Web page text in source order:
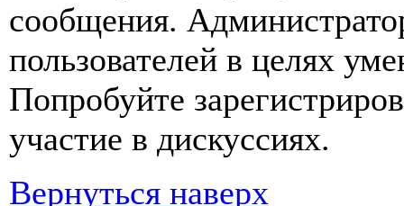
сообщения.
пользователей в целях
Попробуйте
участие в дискуссиях.
Вернуться наверх